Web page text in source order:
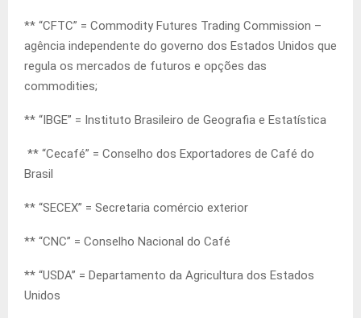
** “CFTC” = Commodity Futures Trading Commission –
agência independente do governo dos Estados Unidos que
regula os mercados de futuros e opções das
commodities;
** “IBGE” = Instituto Brasileiro de Geografia e Estatística
** “Cecafé” = Conselho dos Exportadores de Café do
Brasil
** “SECEX” = Secretaria comércio exterior
** “CNC” = Conselho Nacional do Café
** “USDA” = Departamento da Agricultura dos Estados
Unidos